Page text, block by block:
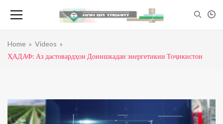
Home » Videos »
ҲАДАФ: Аз дастовардҳои Донишкадаи энергетикии Тоҷикистон